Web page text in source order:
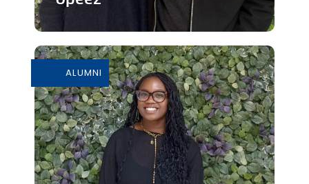
grillons
En savoir plus
ALUMNI